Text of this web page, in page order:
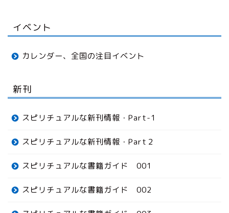
イベント
カレンダー、全国の注目イベント
新刊
スピリチュアルな新刊情報・Part-1
スピリチュアルな新刊情報・Part２
スピリチュアルな書籍ガイド 001
スピリチュアルな書籍ガイド 002